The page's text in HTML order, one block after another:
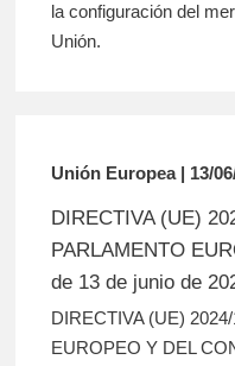
la configuración del
Unión.
Unión Europea | 13/
DIRECTIVA (UE)
PARLAMENTO
de 13 de junio de
DIRECTIVA (UE)
EUROPEO Y DEL